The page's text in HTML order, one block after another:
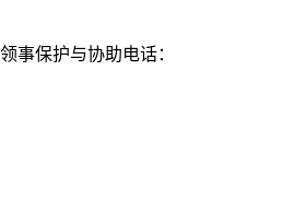
保护与协助电话：